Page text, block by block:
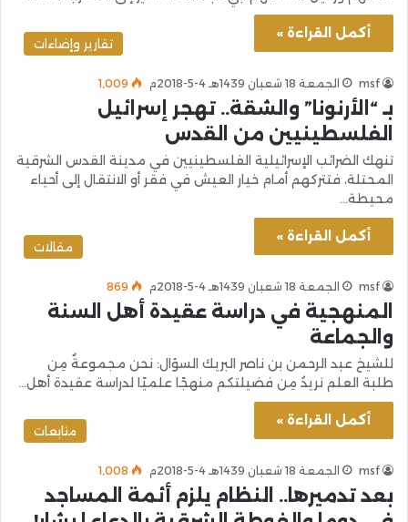
أكمل القراءة »
تقارير وإضاءات
msf الجمعة 18 شعبان 1439هـ 4-5-2018م 1٬009
بـ “الأرنونا” والشقة.. تهجر إسرائيل
الفلسطينيين من القدس
تنهك الضرائب الإسرائيلية الفلسطينيين في مدينة القدس الشرقية
المحتلة، فتتركهم أمام خيار العيش في فقر أو الانتقال إلى أحياء
محيطة…
أكمل القراءة »
مقالات
msf الجمعة 18 شعبان 1439هـ 4-5-2018م 869
المنهجية في دراسة عقيدة أهل السنة
والجماعة
للشيخ عبد الرحمن بن ناصر البريك السؤال: نحن مجموعةٌ مِن
طلبة العلم نريدُ مِن فضيلتكم منهجًا علميًا لدراسة عقيدة أهل…
أكمل القراءة »
متابعات
msf الجمعة 18 شعبان 1439هـ 4-5-2018م 1٬008
بعد تدميرها.. النظام يلزم أئمة المساجد